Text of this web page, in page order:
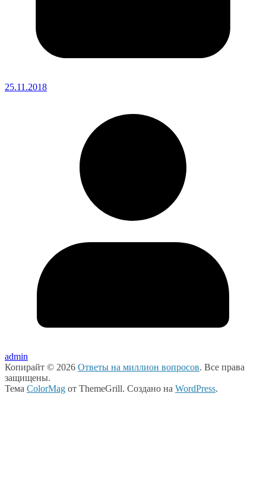
25.11.2018
admin
Копирайт © 2026 Ответы на миллион вопросов. Все права
защищены.
Тема ColorMag от ThemeGrill. Создано на WordPress.